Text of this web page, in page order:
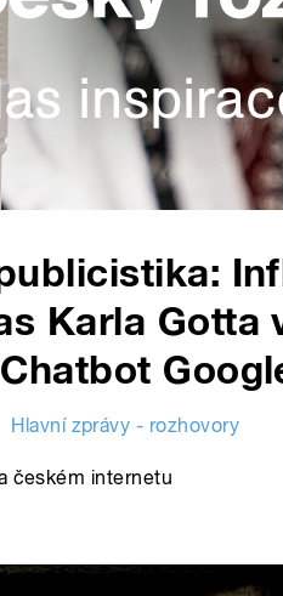
Karla Gotta
Hlavní zprávy - rozhovory
českém internetu